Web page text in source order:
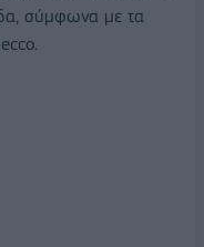
σύμφωνα με τα